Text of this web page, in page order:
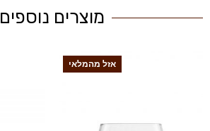
מוצרים נוספים
אזל מהמלאי